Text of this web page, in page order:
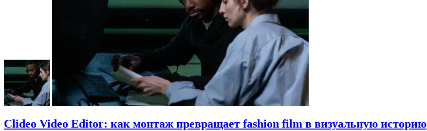
Clideo Video Editor: как монтаж превращает fashion film в визуальную историю